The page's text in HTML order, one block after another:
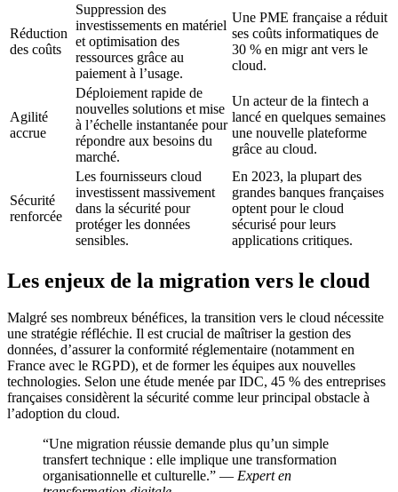
Réduction
des coûts
Suppression des
investissements en matériel
et optimisation des
ressources grâce au
paiement à l’usage.
Une PME française a réduit
ses coûts informatiques de
30 % en migr ant vers le
cloud.
Agilité
accrue
Déploiement rapide de
nouvelles solutions et mise
à l’échelle instantanée pour
répondre aux besoins du
marché.
Un acteur de la fintech a
lancé en quelques semaines
une nouvelle plateforme
grâce au cloud.
Sécurité
renforcée
Les fournisseurs cloud
investissent massivement
dans la sécurité pour
protéger les données
sensibles.
En 2023, la plupart des
grandes banques françaises
optent pour le cloud
sécurisé pour leurs
applications critiques.
Les enjeux de la migration vers le cloud
Malgré ses nombreux bénéfices, la transition vers le cloud nécessite
une stratégie réfléchie. Il est crucial de maîtriser la gestion des
données, d’assurer la conformité réglementaire (notamment en
France avec le RGPD), et de former les équipes aux nouvelles
technologies. Selon une étude menée par IDC, 45 % des entreprises
françaises considèrent la sécurité comme leur principal obstacle à
l’adoption du cloud.
“Une migration réussie demande plus qu’un simple
transfert technique : elle implique une transformation
organisationnelle et culturelle.” — Expert en